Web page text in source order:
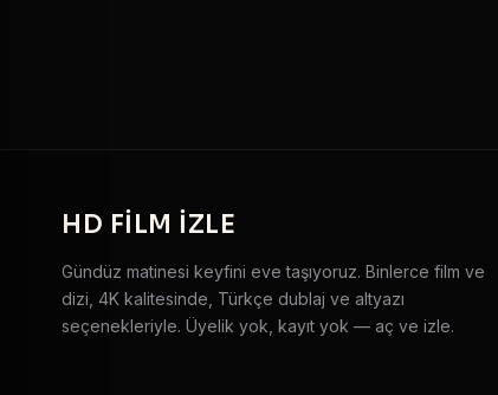
HD FILM IZLE
Gündüz matinesi keyfini eve taşıyoruz. Binlerce film ve
dizi, 4K kalitesinde, Türkçe dublaj ve altyazı
seçenekleriyle. Üyelik yok, kayıt yok — aç ve izle.